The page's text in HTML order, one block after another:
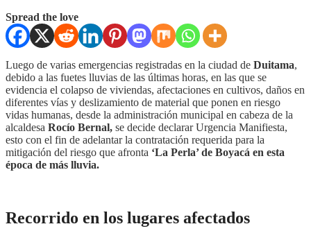
Spread the love
Luego de varias emergencias registradas en la ciudad de Duitama,
debido a las fuetes lluvias de las últimas horas, en las que se
evidencia el colapso de viviendas, afectaciones en cultivos, daños en
diferentes vías y deslizamiento de material que ponen en riesgo
vidas humanas, desde la administración municipal en cabeza de la
alcaldesa Rocío Bernal, se decide declarar Urgencia Manifiesta,
esto con el fin de adelantar la contratación requerida para la
mitigación del riesgo que afronta ‘La Perla’ de Boyacá en esta
época de más lluvia.
Recorrido en los lugares afectados